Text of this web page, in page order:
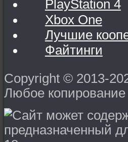
PlayStation 4
Xbox One
Лучшие
Файтинги
Copyright © 2013-
Любое